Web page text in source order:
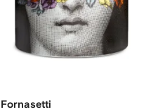
Fornasetti